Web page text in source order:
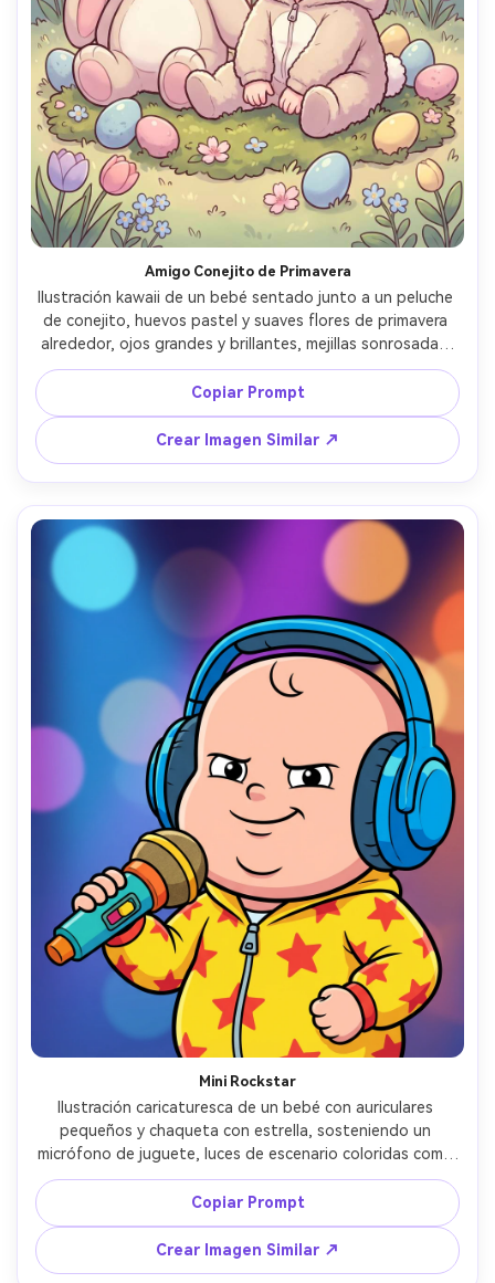
Amigo Conejito de Primavera
Ilustración kawaii de un bebé sentado junto a un peluche
de conejito, huevos pastel y suaves flores de primavera
alrededor, ojos grandes y brillantes, mejillas sonrosadas,
líneas limpias, degradados suaves, ambiente de Pascua
adorable, muy detallada, lente de 85mm, poca
profundidad de campo, iluminación cinematográfica suave
--ar 4:5
Copiar Prompt
Crear Imagen Similar ↗
Mini Rockstar
Ilustración caricaturesca de un bebé con auriculares
pequeños y chaqueta con estrella, sosteniendo un
micrófono de juguete, luces de escenario coloridas como
puntos de bokeh suave (ilustradas), sonrisa confiada y
adorable, contornos audaces, paleta vibrante, estilo
moderno de serie animada, lente de 85mm, poca
profundidad de campo --ar 4:5
Copiar Prompt
Crear Imagen Similar ↗